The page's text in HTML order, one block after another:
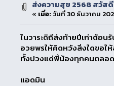
ส่งความสุข 2568 สวัส
« เมื่อ:วันที่ 30 ธันวาคม
ในวาระดิถีส่งท้ายปีเก่าต้อ
อวยพรให้คิดหวังสิ่งใดขอใ
ทั้งปวงแด่พี่น้องทุกคนตลอ
แอดมิน